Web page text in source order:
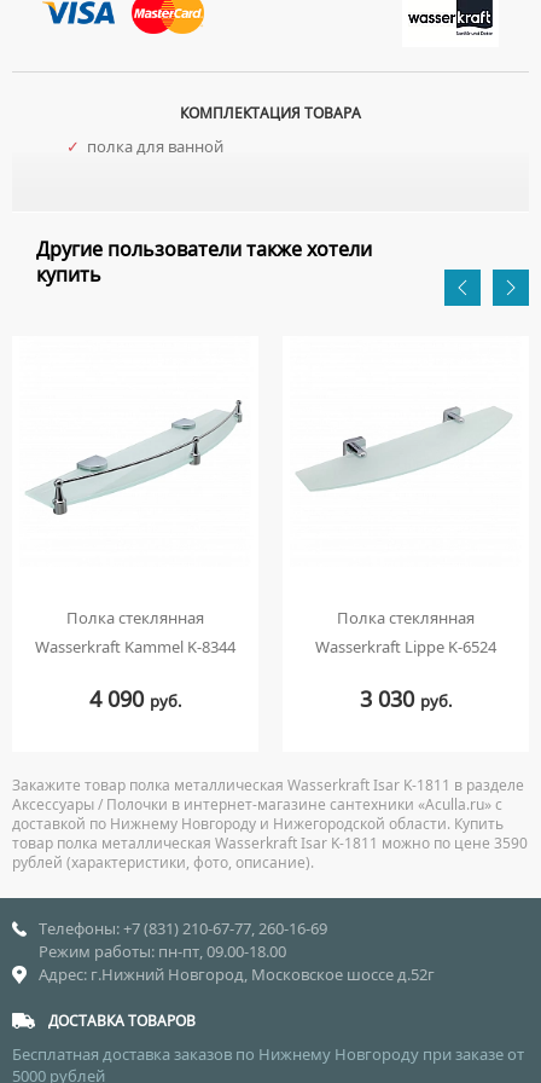
КОМПЛЕКТАЦИЯ ТОВАРА
✓ полка для ванной
Другие пользователи также хотели
купить
Полка стеклянная
Wasserkraft Kammel K-8344
4 090 руб.
Полка стеклянная
Wasserkraft Lippe K-6524
3 030 руб.
Закажите товар полка металлическая Wasserkraft Isar K-1811 в разделе
Аксессуары / Полочки в интернет-магазине сантехники «Aculla.ru» с
доставкой по Нижнему Новгороду и Нижегородской области. Купить
товар полка металлическая Wasserkraft Isar K-1811 можно по цене 3590
рублей (характеристики, фото, описание).
Телефоны: +7 (831) 210-67-77, 260-16-69
Режим работы: пн-пт, 09.00-18.00
Адрес: г.Нижний Новгород, Московское шоссе д.52г
ДОСТАВКА ТОВАРОВ
Бесплатная доставка заказов по Нижнему Новгороду при заказе от
5000 рублей